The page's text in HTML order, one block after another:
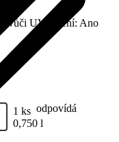
vůči UV záření: Ano
1 ks odpovídá
0,750 l